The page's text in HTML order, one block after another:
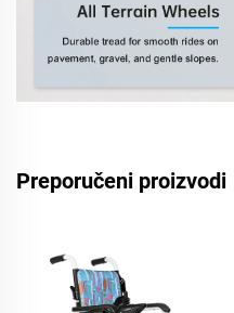
Preporučeni proizvodi